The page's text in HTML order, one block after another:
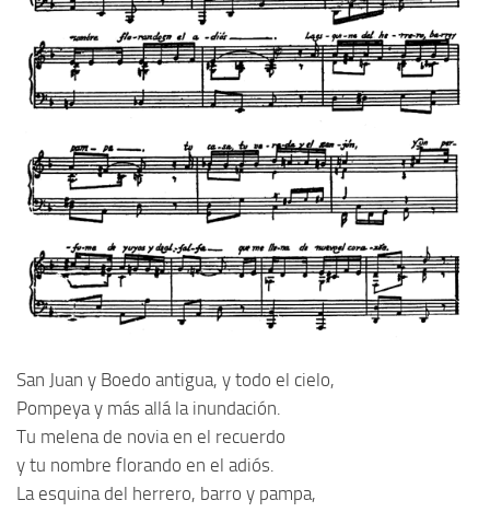
San Juan y Boedo antigua, y todo el cielo,
Pompeya y más allá la inundación.
Tu melena de novia en el recuerdo
y tu nombre florando en el adiós.
La esquina del herrero, barro y pampa,